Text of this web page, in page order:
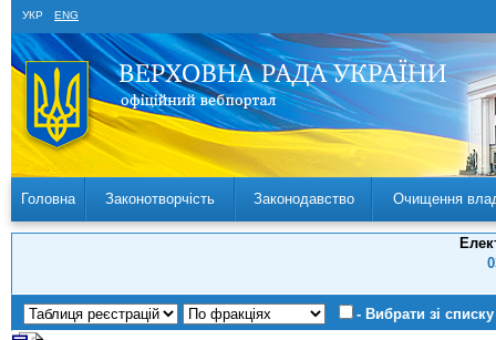
УКР ENG
Головна Законотворчість Законодавство Очищення
- Вибрати зі списку